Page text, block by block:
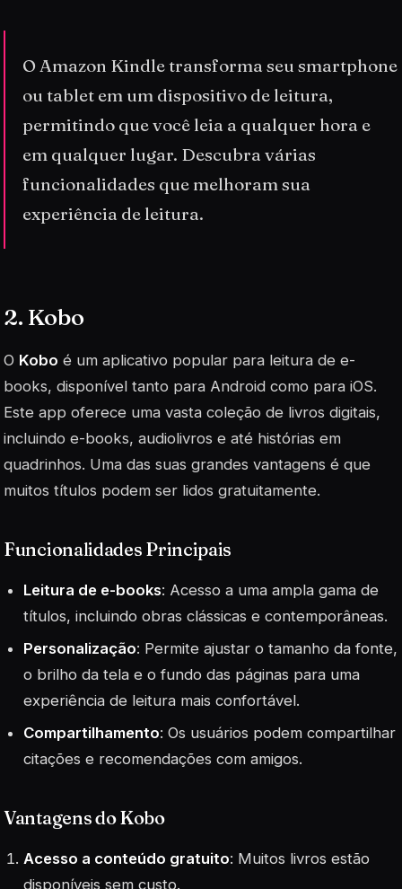
O Amazon Kindle transforma seu smartphone
ou tablet em um dispositivo de leitura,
permitindo que você leia a qualquer hora e
em qualquer lugar. Descubra várias
funcionalidades que melhoram sua
experiência de leitura.
2. Kobo
O Kobo é um aplicativo popular para leitura de e-
books, disponível tanto para Android como para iOS.
Este app oferece uma vasta coleção de livros digitais,
incluindo e-books, audiolivros e até histórias em
quadrinhos. Uma das suas grandes vantagens é que
muitos títulos podem ser lidos gratuitamente.
Funcionalidades Principais
Leitura de e-books: Acesso a uma ampla gama de
títulos, incluindo obras clássicas e contemporâneas.
Personalização: Permite ajustar o tamanho da fonte,
o brilho da tela e o fundo das páginas para uma
experiência de leitura mais confortável.
Compartilhamento: Os usuários podem compartilhar
citações e recomendações com amigos.
Vantagens do Kobo
Acesso a conteúdo gratuito: Muitos livros estão
disponíveis sem custo.